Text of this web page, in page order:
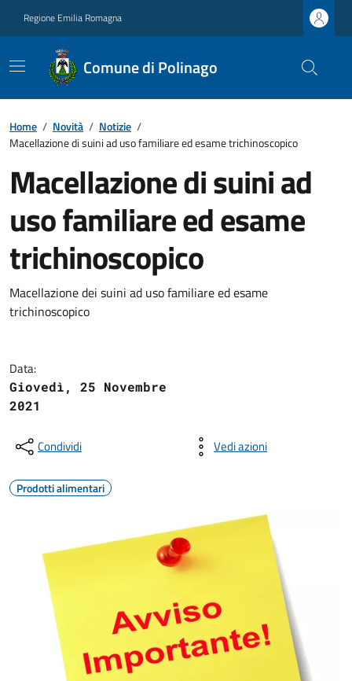
Regione Emilia Romagna
Comune di Polinago
Home / Novità / Notizie /
Macellazione di suini ad uso familiare ed esame trichinoscopico
Macellazione di suini ad
uso familiare ed esame
trichinoscopico
Macellazione dei suini ad uso familiare ed esame
trichinoscopico
Data:
Giovedì, 25 Novembre
2021
Condividi Vedi azioni
Prodotti alimentari